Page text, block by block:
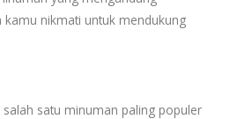
kamu nikmati untuk mendukung
satu minuman paling populer